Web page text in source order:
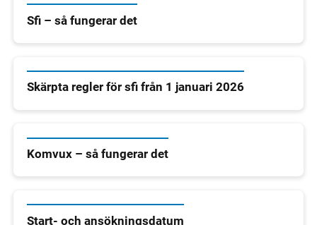
Sfi – så fungerar det
Skärpta regler för sfi från 1 januari 2026
Komvux – så fungerar det
Start- och ansökningsdatum